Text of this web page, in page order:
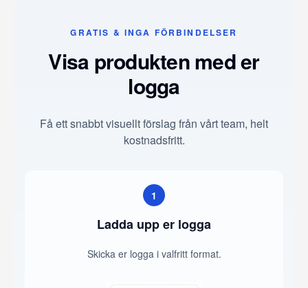
GRATIS & INGA FÖRBINDELSER
Visa produkten med er
logga
Få ett snabbt visuellt förslag från vårt team, helt
kostnadsfritt.
1
Ladda upp er logga
Skicka er logga i valfritt format.